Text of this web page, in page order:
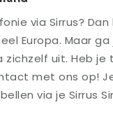
via Sirrus? Dan
Europa. Maar
zichzelf uit. Heb
met ons op!
via je Sirrus